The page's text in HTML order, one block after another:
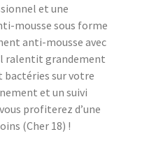
et une
mousse sous forme
anti-mousse avec
ralentit grandement
bactéries sur votre
et un suivi
profiterez d’une
(Cher 18) !